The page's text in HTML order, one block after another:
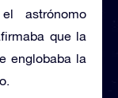
astrónomo
que la
englobaba la